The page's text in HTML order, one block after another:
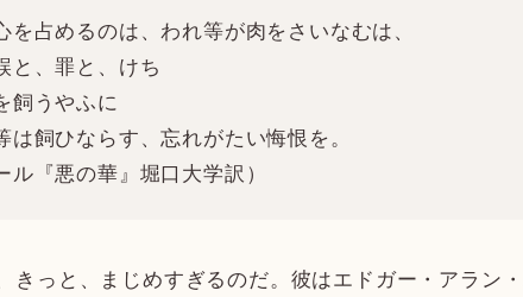
占めるのは、われ等が肉をさいなむは、
と、罪と、けち
飼うやふに
は飼ひならす、忘れがたい悔恨を。
ル『悪の華』堀口大学訳）
きっと、まじめすぎるのだ。彼はエドガー・アラン